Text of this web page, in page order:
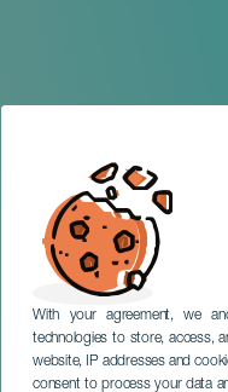
With your agreement, we
technologies to store, access,
website, IP addresses and
consent to process your data
Rozier,
Paul Van
TENERIFE